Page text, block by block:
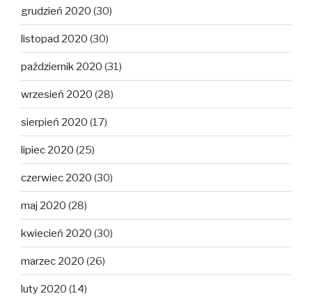
grudzień 2020 (30)
listopad 2020 (30)
październik 2020 (31)
wrzesień 2020 (28)
sierpień 2020 (17)
lipiec 2020 (25)
czerwiec 2020 (30)
maj 2020 (28)
kwiecień 2020 (30)
marzec 2020 (26)
luty 2020 (14)